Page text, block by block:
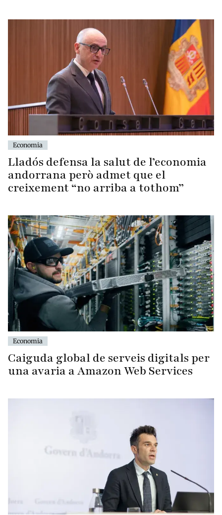
Economia
Lladós defensa la salut de l’economia
andorrana però admet que el
creixement “no arriba a tothom”
Economia
Caiguda global de serveis digitals per
una avaria a Amazon Web Services